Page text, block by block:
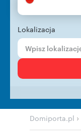
Lokalizacja
Domiporta.pl ›